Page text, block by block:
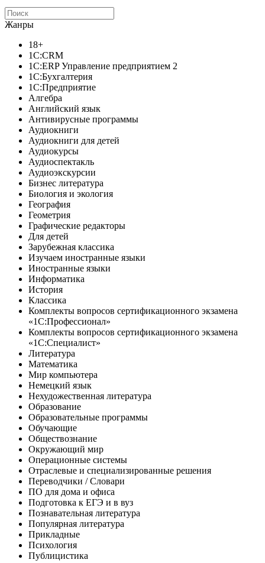
Жанры
18+
1C:CRM
1С:ERP Управление предприятием 2
1С:Бухгалтерия
1С:Предприятие
Алгебра
Английский язык
Антивирусные программы
Аудиокниги
Аудиокниги для детей
Аудиокурсы
Аудиоспектакль
Аудиоэкскурсии
Бизнес литература
Биология и экология
География
Геометрия
Графические редакторы
Для детей
Зарубежная классика
Изучаем иностранные языки
Иностранные языки
Информатика
История
Классика
Комплекты вопросов сертификационного экзамена
«1С:Профессионал»
Комплекты вопросов сертификационного экзамена
«1С:Специалист»
Литература
Математика
Мир компьютера
Немецкий язык
Нехудожественная литература
Образование
Образовательные программы
Обучающие
Обществознание
Окружающий мир
Операционные системы
Отраслевые и специализированные решения
Переводчики / Словари
ПО для дома и офиса
Подготовка к ЕГЭ и в вуз
Познавательная литература
Популярная литература
Прикладные
Психология
Публицистика